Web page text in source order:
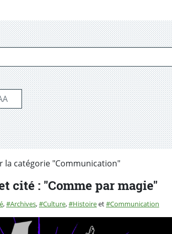
la catégorie "Communication"
cité : "Comme par magie"
:, Archives, Culture, Histoireet Communication